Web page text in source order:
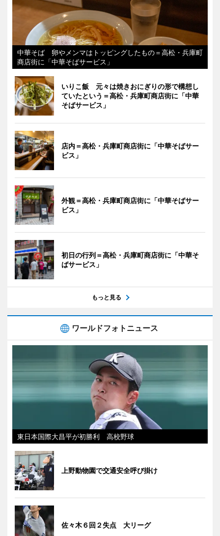
中華そば 卵やメンマはトッピングしたもの＝高松・兵庫町
商店街に「中華そばサービス」
いりこ飯 元々は焼きおにぎりの形で構想し
ていたという＝高松・兵庫町商店街に「中華
そばサービス」
店内＝高松・兵庫町商店街に「中華そばサー
ビス」
外観＝高松・兵庫町商店街に「中華そばサー
ビス」
初日の行列＝高松・兵庫町商店街に「中華そ
ばサービス」
もっと見る
ワールドフォトニュース
東日本国際大昌平が初勝利 高校野球
上野動物園で交通安全呼び掛け
佐々木６回２失点 大リーグ